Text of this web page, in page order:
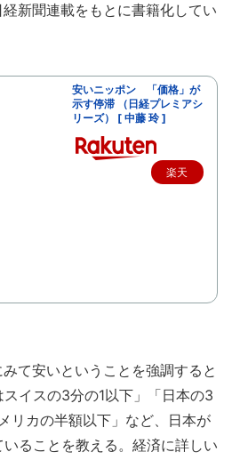
新聞連載をもとに書籍化してい
安いニッポン 「価格」が
示す停滞 （日経プレミアシ
リーズ） [ 中藤 玲 ]
楽天
て安いということを強調すると
イスの3分の1以下」「日本の3
リカの半額以下」など、日本が
ることを教える。経済に詳しい